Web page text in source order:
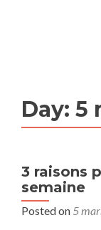
Day: 5
3 raisons
semaine
Posted on 5